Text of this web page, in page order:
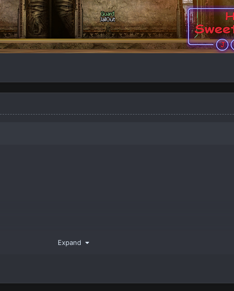
лет такой баг не ловил..
сделали
Expand